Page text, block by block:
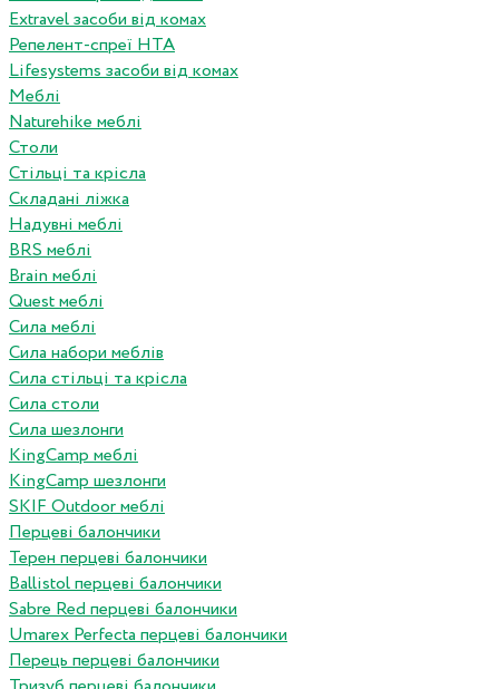
Extravel засоби від комах
Репелент-спреї HTA
Lifesystems засоби від комах
Меблі
Naturehike меблі
Столи
Стільці та крісла
Складані ліжка
Надувні меблі
BRS меблі
Brain меблі
Quest меблі
Сила меблі
Сила набори меблів
Сила стільці та крісла
Сила столи
Сила шезлонги
KingCamp меблі
KingCamp шезлонги
SKIF Outdoor меблі
Перцеві балончики
Терен перцеві балончики
Ballistol перцеві балончики
Sabre Red перцеві балончики
Umarex Perfecta перцеві балончики
Перець перцеві балончики